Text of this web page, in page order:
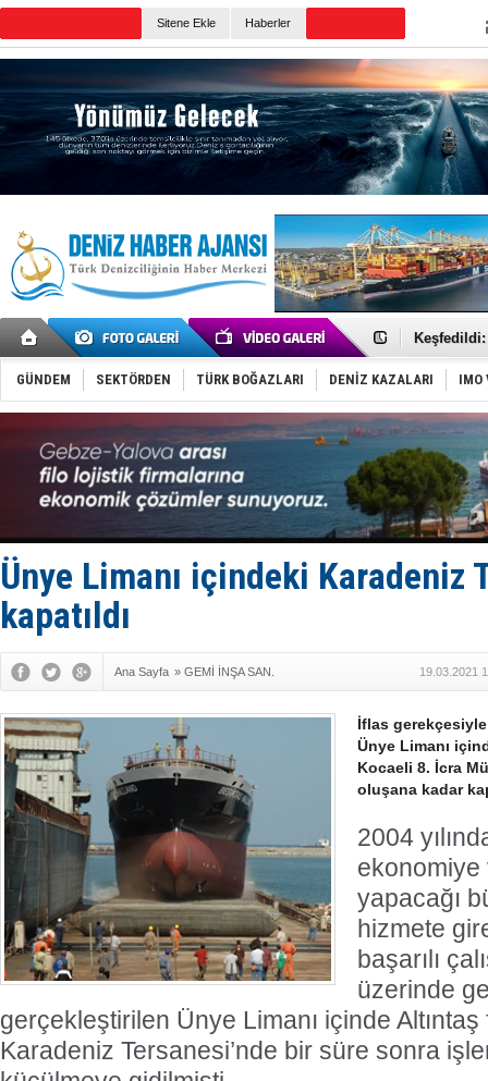
Sitene Ekle Haberler
Türk
Fairline,
Baltık
Runit
Dünyanın
Türk
Hüseyin
Hat-San
Med
GÜNDEM SEKTÖRDEN TÜRK BOĞAZLARI DENİZ KAZALARI IMO
Ünye Limanı içindeki Karadeniz
kapatıldı
Ana Sayfa » GEMİ İNŞA SAN. 19.03.2021
İflas
Ünye Limanı
Kocaeli 8. İcra
oluşana kadar
2004
ekonomiye
yapacağı
hizmete
başarılı
üzerinde
gerçekleştirilen Ünye Limanı içinde Altıntaş
Karadeniz Tersanesi’nde bir süre sonra